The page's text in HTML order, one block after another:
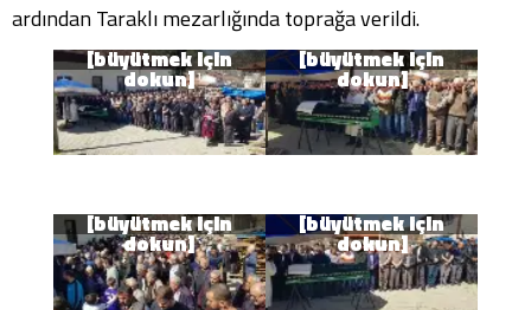
ardından Taraklı mezarlığında toprağa verildi.